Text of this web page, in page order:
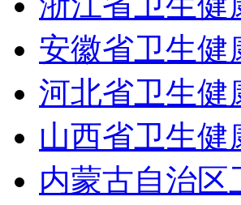
安徽省卫生健
河北省卫生健
山西省卫生健
内蒙古自治